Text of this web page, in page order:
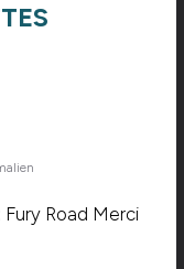
Fury Road Merci